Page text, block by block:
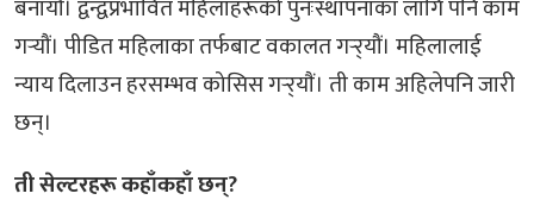
बनायौं। द्वन्द्वप्रभावित महिलाहरूको पुनःस्थापनाका लागि पनि काम
गर्‍यौं। पीडित महिलाका तर्फबाट वकालत गर्‍र्यौं। महिलालाई
न्याय दिलाउन हरसम्भव कोसिस गर्‍र्याैं। ती काम अहिलेपनि जारी
छन्।
ती सेल्टरहरू कहाँकहाँ छन्?